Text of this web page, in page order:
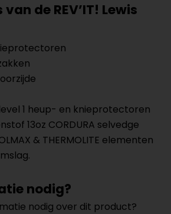
de REV’IT! Lewis
level 1 heup- en knieprotectoren
13oz CORDURA selvedge
& THERMOLITE elementen
nodig?
nodig over dit product?